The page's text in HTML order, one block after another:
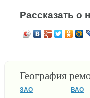
Рассказать о
География
ЗАО ВАО